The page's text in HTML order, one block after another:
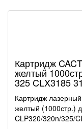
Картридж
желтый
325 CLX3185
Картридж
желтый (1000стр.)
CLP320/320n/325/